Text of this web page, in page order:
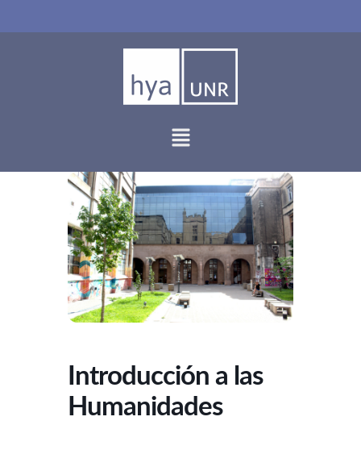
Introducción a las
Humanidades